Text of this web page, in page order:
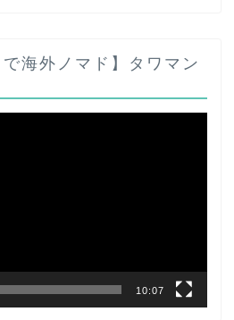
で海外ノマド】タワマン
10:07